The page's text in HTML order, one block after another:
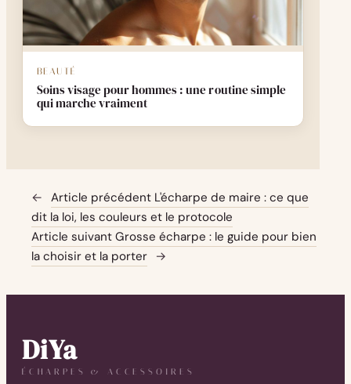
BEAUTÉ
Soins visage pour hommes : une routine simple
qui marche vraiment
← Article précédent L'écharpe de maire : ce que
dit la loi, les couleurs et le protocole
Article suivant Grosse écharpe : le guide pour bien
la choisir et la porter →
DiYa
ÉCHARPES & ACCESSOIRES